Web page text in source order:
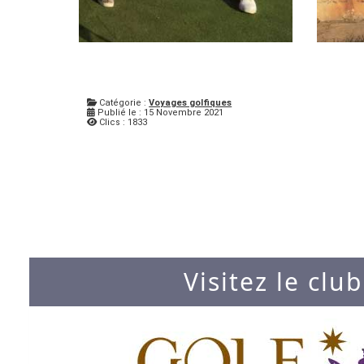
Catégorie :Voyages golfiques
Publié le : 15 Novembre 2021
Clics : 1833
Visitez le club